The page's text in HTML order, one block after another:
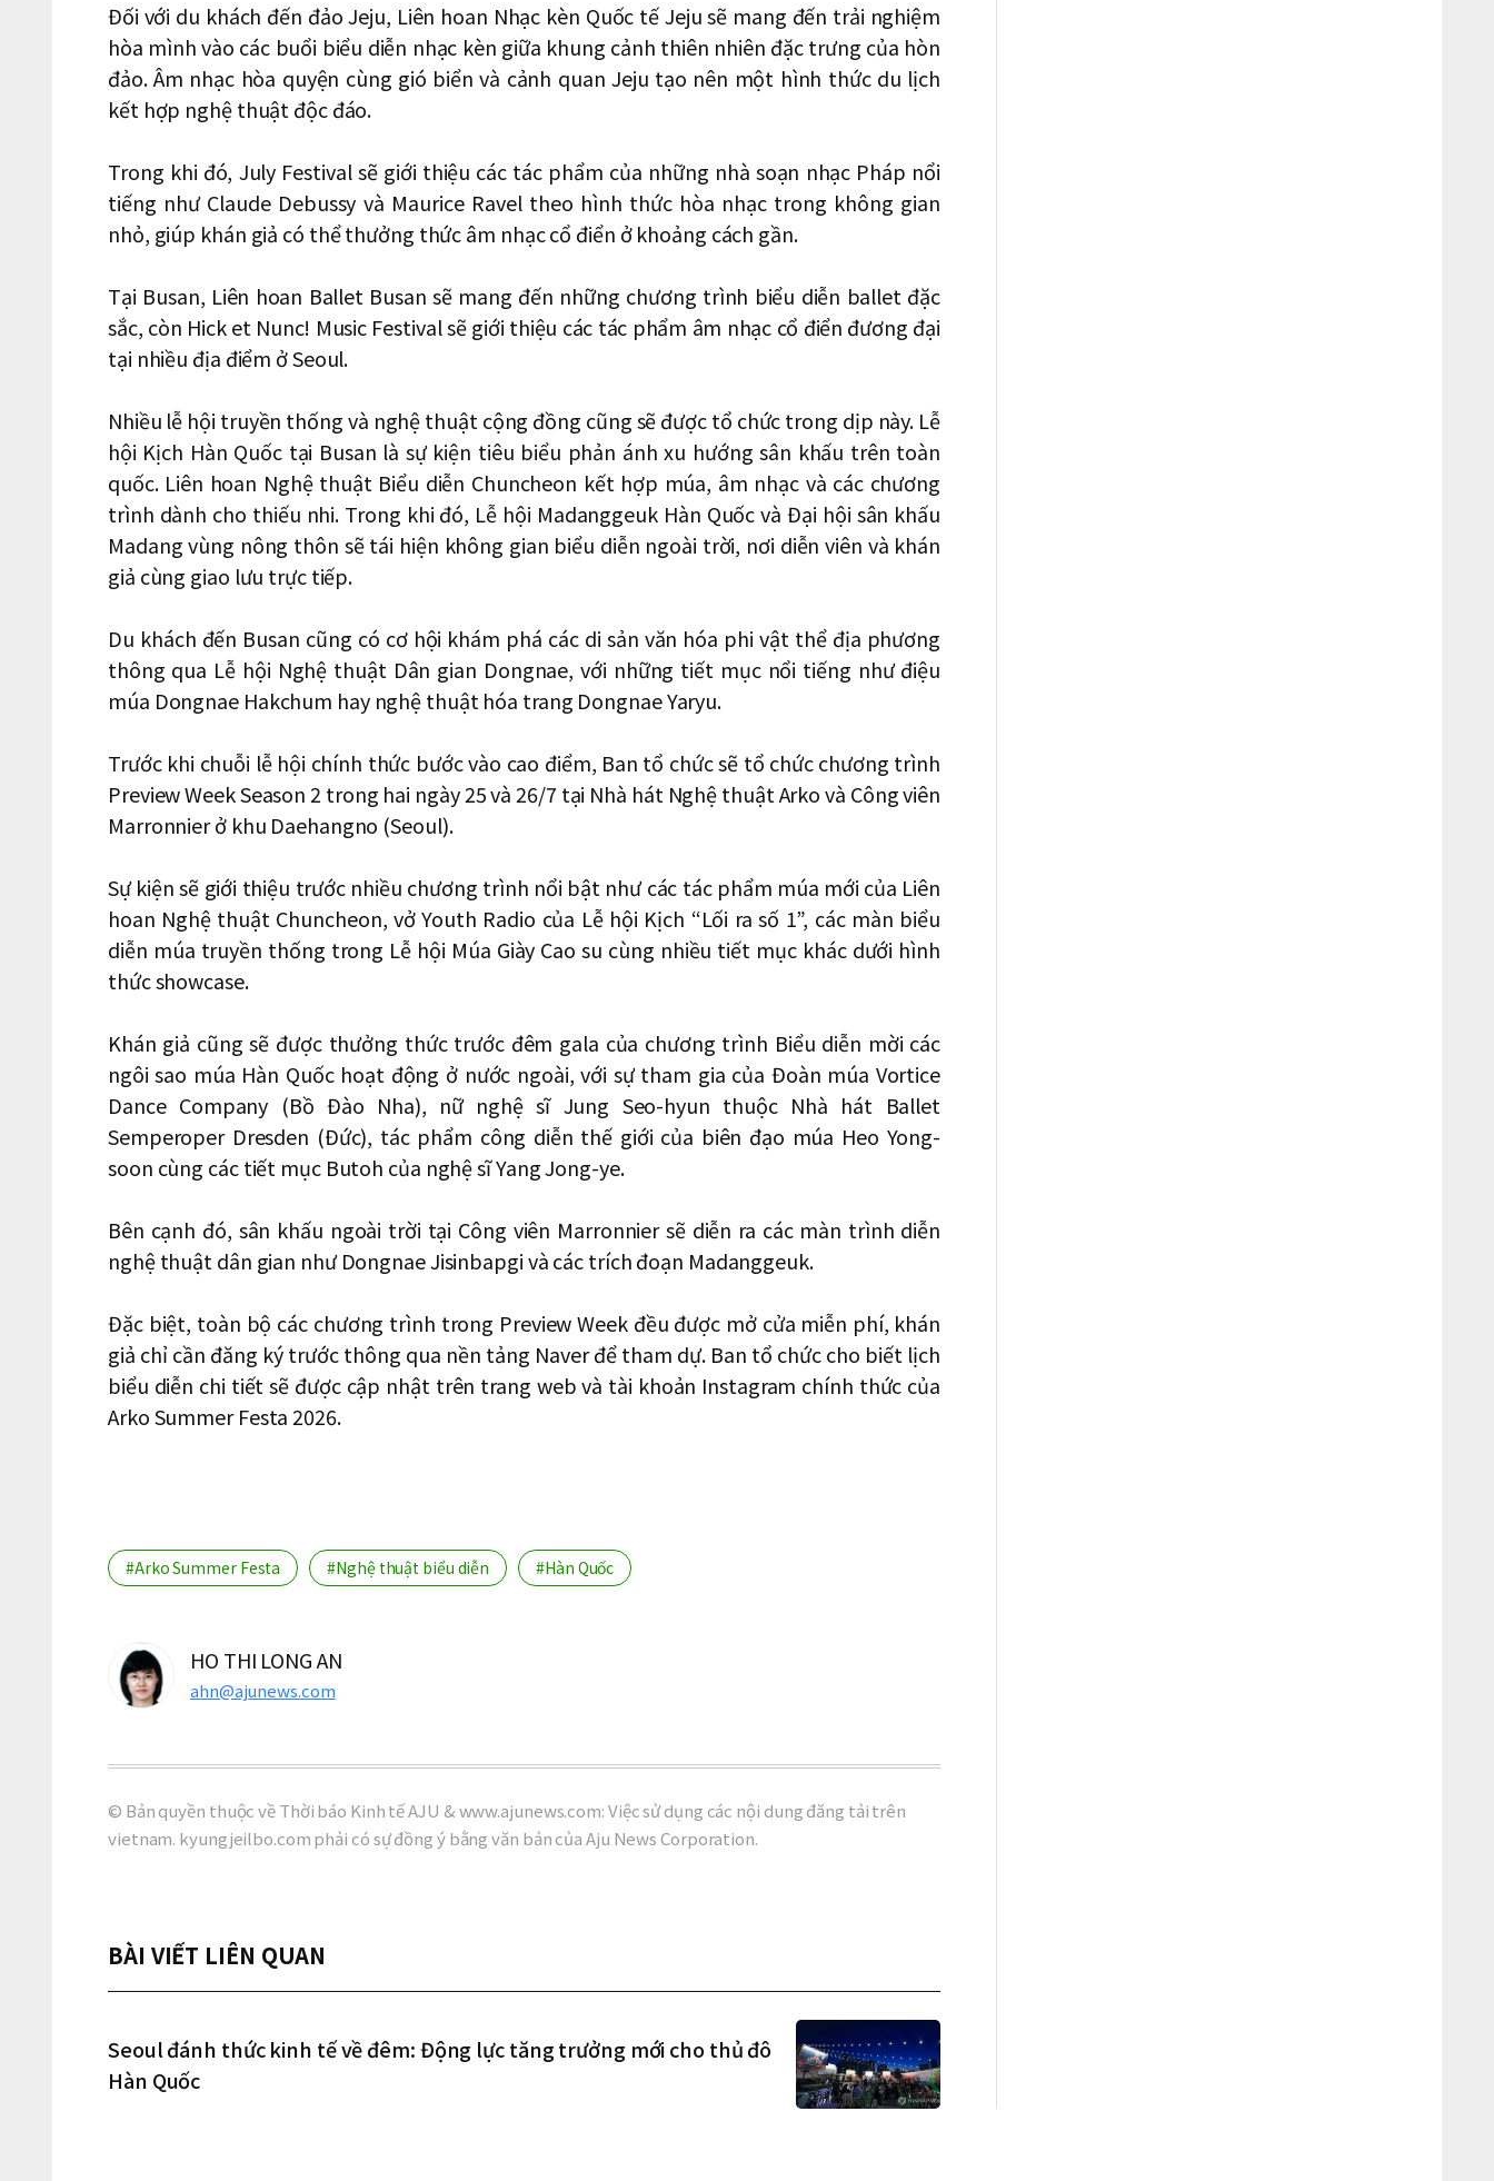
Đối với du khách đến đảo Jeju, Liên hoan Nhạc kèn Quốc tế Jeju sẽ mang đến trải nghiệm
hòa mình vào các buổi biểu diễn nhạc kèn giữa khung cảnh thiên nhiên đặc trưng của hòn
đảo. Âm nhạc hòa quyện cùng gió biển và cảnh quan Jeju tạo nên một hình thức du lịch
kết hợp nghệ thuật độc đáo.
Trong khi đó, July Festival sẽ giới thiệu các tác phẩm của những nhà soạn nhạc Pháp nổi
tiếng như Claude Debussy và Maurice Ravel theo hình thức hòa nhạc trong không gian
nhỏ, giúp khán giả có thể thưởng thức âm nhạc cổ điển ở khoảng cách gần.
Tại Busan, Liên hoan Ballet Busan sẽ mang đến những chương trình biểu diễn ballet đặc
sắc, còn Hick et Nunc! Music Festival sẽ giới thiệu các tác phẩm âm nhạc cổ điển đương đại
tại nhiều địa điểm ở Seoul.
Nhiều lễ hội truyền thống và nghệ thuật cộng đồng cũng sẽ được tổ chức trong dịp này. Lễ
hội Kịch Hàn Quốc tại Busan là sự kiện tiêu biểu phản ánh xu hướng sân khấu trên toàn
quốc. Liên hoan Nghệ thuật Biểu diễn Chuncheon kết hợp múa, âm nhạc và các chương
trình dành cho thiếu nhi. Trong khi đó, Lễ hội Madanggeuk Hàn Quốc và Đại hội sân khấu
Madang vùng nông thôn sẽ tái hiện không gian biểu diễn ngoài trời, nơi diễn viên và khán
giả cùng giao lưu trực tiếp.
Du khách đến Busan cũng có cơ hội khám phá các di sản văn hóa phi vật thể địa phương
thông qua Lễ hội Nghệ thuật Dân gian Dongnae, với những tiết mục nổi tiếng như điệu
múa Dongnae Hakchum hay nghệ thuật hóa trang Dongnae Yaryu.
Trước khi chuỗi lễ hội chính thức bước vào cao điểm, Ban tổ chức sẽ tổ chức chương trình
Preview Week Season 2 trong hai ngày 25 và 26/7 tại Nhà hát Nghệ thuật Arko và Công viên
Marronnier ở khu Daehangno (Seoul).
Sự kiện sẽ giới thiệu trước nhiều chương trình nổi bật như các tác phẩm múa mới của Liên
hoan Nghệ thuật Chuncheon, vở Youth Radio của Lễ hội Kịch “Lối ra số 1”, các màn biểu
diễn múa truyền thống trong Lễ hội Múa Giày Cao su cùng nhiều tiết mục khác dưới hình
thức showcase.
Khán giả cũng sẽ được thưởng thức trước đêm gala của chương trình Biểu diễn mời các
ngôi sao múa Hàn Quốc hoạt động ở nước ngoài, với sự tham gia của Đoàn múa Vortice
Dance Company (Bồ Đào Nha), nữ nghệ sĩ Jung Seo-hyun thuộc Nhà hát Ballet
Semperoper Dresden (Đức), tác phẩm công diễn thế giới của biên đạo múa Heo Yong-
soon cùng các tiết mục Butoh của nghệ sĩ Yang Jong-ye.
Bên cạnh đó, sân khấu ngoài trời tại Công viên Marronnier sẽ diễn ra các màn trình diễn
nghệ thuật dân gian như Dongnae Jisinbapgi và các trích đoạn Madanggeuk.
Đặc biệt, toàn bộ các chương trình trong Preview Week đều được mở cửa miễn phí, khán
giả chỉ cần đăng ký trước thông qua nền tảng Naver để tham dự. Ban tổ chức cho biết lịch
biểu diễn chi tiết sẽ được cập nhật trên trang web và tài khoản Instagram chính thức của
Arko Summer Festa 2026.
#Arko Summer Festa #Nghệ thuật biểu diễn #Hàn Quốc
HO THI LONG AN
ahn@ajunews.com
© Bản quyền thuộc về Thời báo Kinh tế AJU & www.ajunews.com: Việc sử dụng các nội dung đăng tải trên
vietnam. kyungjeilbo.com phải có sự đồng ý bằng văn bản của Aju News Corporation.
BÀI VIẾT LIÊN QUAN
Seoul đánh thức kinh tế về đêm: Động lực tăng trưởng mới cho thủ đô
Hàn Quốc